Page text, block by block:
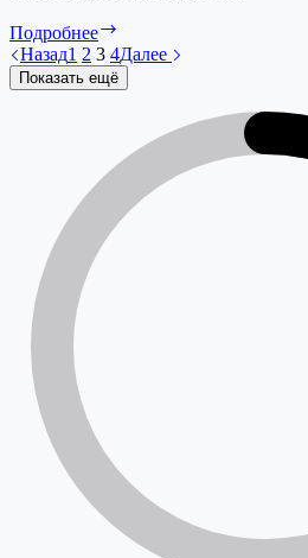
Подробнее
в
живописи
Назад1 2 3 4Далее
Показать ещё